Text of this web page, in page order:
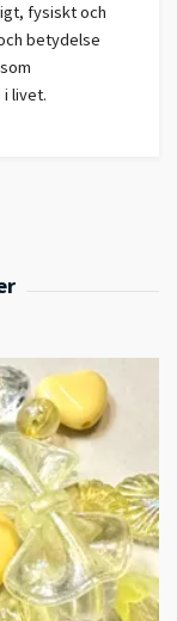
fysiskt och
betydelse
i livet.